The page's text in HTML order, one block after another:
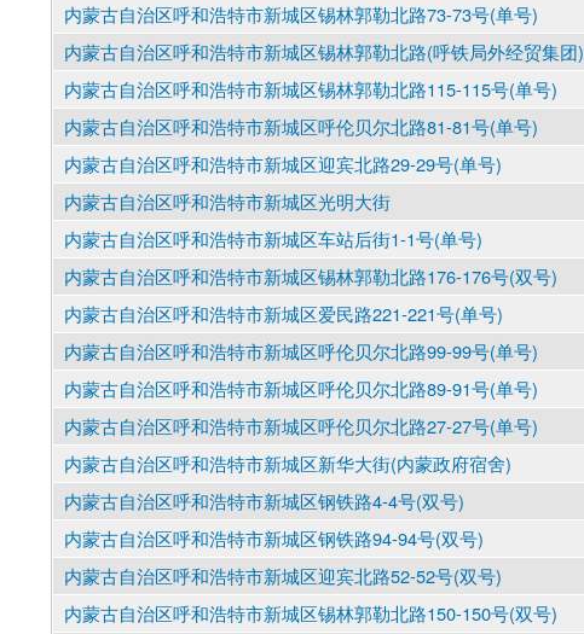
内蒙古自治区呼和浩特市新城区锡林郭勒北路73-73号(单号)
内蒙古自治区呼和浩特市新城区锡林郭勒北路(呼铁局外经贸集团)
内蒙古自治区呼和浩特市新城区锡林郭勒北路115-115号(单号)
内蒙古自治区呼和浩特市新城区呼伦贝尔北路81-81号(单号)
内蒙古自治区呼和浩特市新城区迎宾北路29-29号(单号)
内蒙古自治区呼和浩特市新城区光明大街
内蒙古自治区呼和浩特市新城区车站后街1-1号(单号)
内蒙古自治区呼和浩特市新城区锡林郭勒北路176-176号(双号)
内蒙古自治区呼和浩特市新城区爱民路221-221号(单号)
内蒙古自治区呼和浩特市新城区呼伦贝尔北路99-99号(单号)
内蒙古自治区呼和浩特市新城区呼伦贝尔北路89-91号(单号)
内蒙古自治区呼和浩特市新城区呼伦贝尔北路27-27号(单号)
内蒙古自治区呼和浩特市新城区新华大街(内蒙政府宿舍)
内蒙古自治区呼和浩特市新城区钢铁路4-4号(双号)
内蒙古自治区呼和浩特市新城区钢铁路94-94号(双号)
内蒙古自治区呼和浩特市新城区迎宾北路52-52号(双号)
内蒙古自治区呼和浩特市新城区锡林郭勒北路150-150号(双号)